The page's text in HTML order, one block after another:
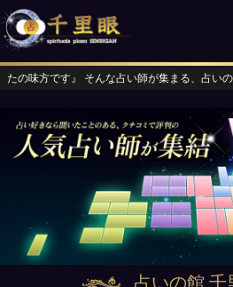
師が集まる、占いの館千里眼です。
占いの館 千